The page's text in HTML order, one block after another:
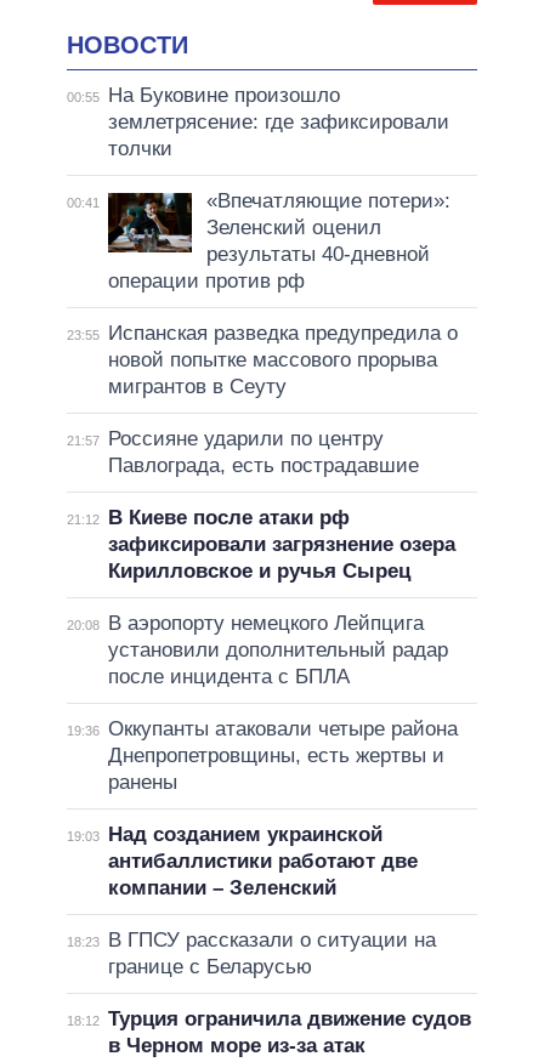
НОВОСТИ
00:55
На Буковине произошло
землетрясение: где зафиксировали
толчки
00:41
«Впечатляющие потери»:
Зеленский оценил
результаты 40-дневной
операции против рф
23:55
Испанская разведка предупредила о
новой попытке массового прорыва
мигрантов в Сеуту
21:57
Россияне ударили по центру
Павлограда, есть пострадавшие
21:12
В Киеве после атаки рф
зафиксировали загрязнение озера
Кирилловское и ручья Сырец
20:08
В аэропорту немецкого Лейпцига
установили дополнительный радар
после инцидента с БПЛА
19:36 Оккупанты атаковали четыре района
Днепропетровщины, есть жертвы и
ранены
19:03
Над созданием украинской
антибаллистики работают две
компании – Зеленский
18:23
В ГПСУ рассказали о ситуации на
границе с Беларусью
18:12 Турция ограничила движение судов
в Черном море из-за атак